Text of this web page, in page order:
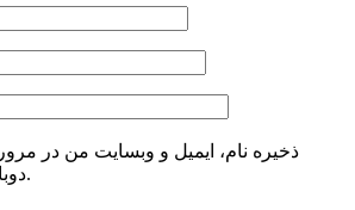
ذخیره نام، ایمیل و وبسایت من در
دوباره دیدگاهی می‌نویسم.